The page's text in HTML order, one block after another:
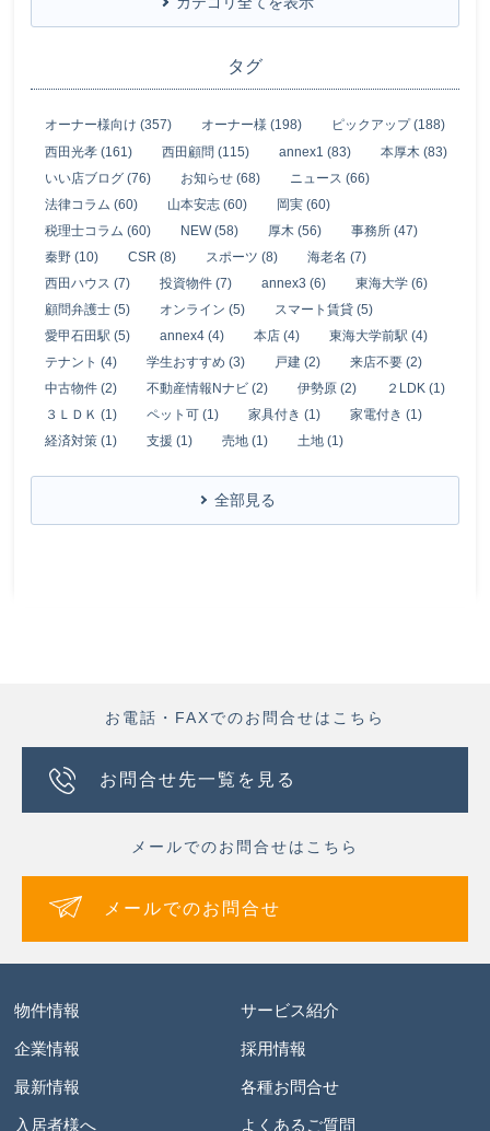
タグ
オーナー様向け (357) オーナー様 (198)
ピックアップ (188)
西田光孝 (161)
西田顧問 (115) annex1 (83)
本厚木 (83)
いい店ブログ (76)
お知らせ (68)
ニュース (66)
法律コラム (60)
山本安志 (60)
岡実 (60)
税理士コラム (60)
NEW (58) 厚木 (56)
事務所 (47)
秦野 (10)
CSR (8) スポーツ (8)
海老名 (7)
西田ハウス (7)
投資物件 (7) annex3 (6)
東海大学 (6)
顧問弁護士 (5)
オンライン (5)
スマート賃貸 (5)
愛甲石田駅 (5)
annex4 (4) 本店 (4)
東海大学前駅 (4)
テナント (4)
学生おすすめ (3) 戸建 (2)
来店不要 (2)
中古物件 (2)
不動産情報Nナビ (2) 伊勢原 (2)
２LDK (1)
３ＬＤＫ (1)
ペット可 (1) 家具付き (1)
家電付き (1)
経済対策 (1)
支援 (1) 売地 (1) 土地 (1)
全部見る
お電話・FAXでのお問合せはこちら
お問合せ先一覧を見る
メールでのお問合せはこちら
メールでのお問合せ
物件情報 サービス紹介
企業情報 採用情報
最新情報 各種お問合せ
入居者様へ よくあるご質問